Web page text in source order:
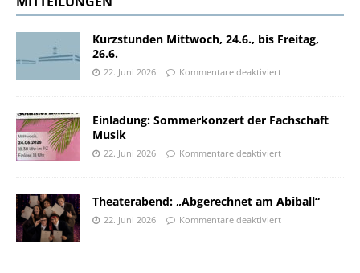
Kurzstunden Mittwoch, 24.6., bis Freitag,
26.6.
22. Juni 2026 Kommentare deaktiviert
Einladung: Sommerkonzert der Fachschaft
Musik
22. Juni 2026 Kommentare deaktiviert
Theaterabend: „Abgerechnet am Abiball“
22. Juni 2026 Kommentare deaktiviert